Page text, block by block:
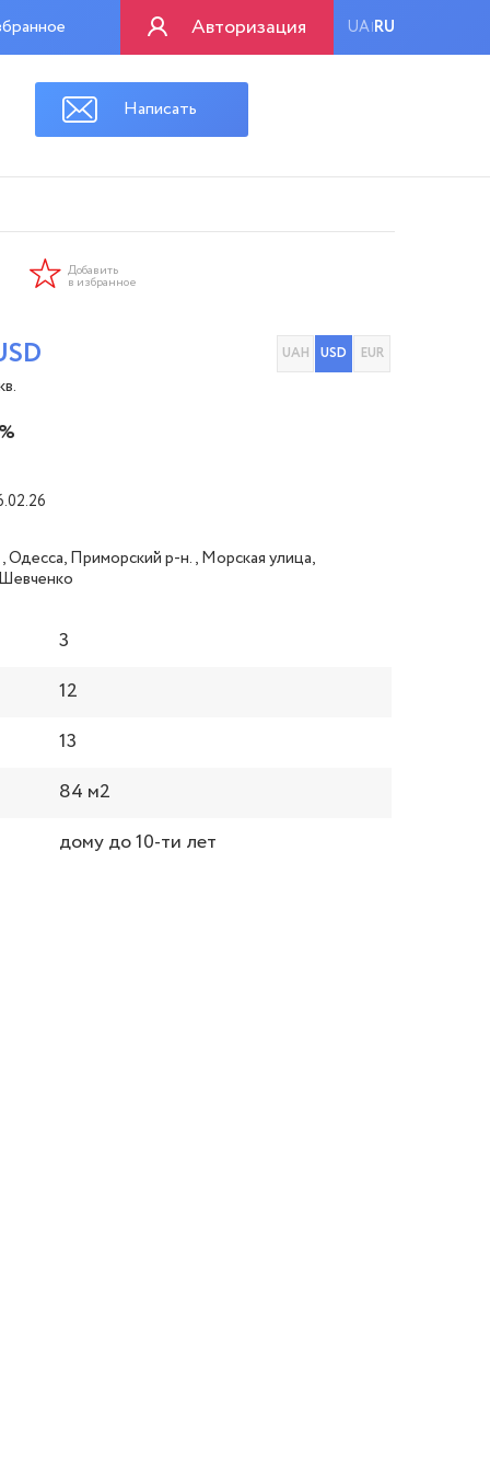
Авторизация UA|RU
Написать
Добавить
в избранное
UAH USD EUR
Одесса, Приморский р-н., Морская улица,
3
12
13
84 м2
дому до 10-ти лет